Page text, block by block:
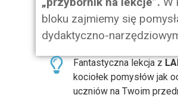
bloku zajmiemy się
dydaktyczno-
Fantastyczna lekcja z
kociołek pomysłów jak
uczniów na Twoim